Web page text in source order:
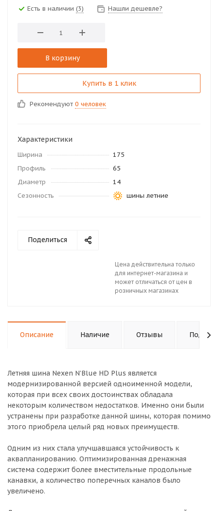
Есть в наличии (3) Нашли дешевле?
В корзину
Купить в 1 клик
Рекомендуют 0 человек
Характеристики
Ширина
175
Профиль
65
Диаметр
14
Сезонность
шины летние
Поделиться
Цена действительна только
для интернет-магазина и
может отличаться от цен в
розничных магазинах
Описание Наличие Отзывы
Летняя шина Nexen N’Blue HD Plus является
модернизированной версией одноименной модели,
которая при всех своих достоинствах обладала
некоторым количеством недостатков. Именно они были
устранены при разработке данной шины, которая помимо
этого приобрела целый ряд новых преимуществ.
Одним из них стала улучшавшаяся устойчивость к
аквапланированию. Оптимизированная дренажная
система содержит более вместительные продольные
канавки, а количество поперечных каналов было
увеличено.